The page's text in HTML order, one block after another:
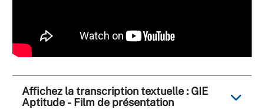
Affichez la transcription textuelle : GIE
Aptitude - Film de présentation